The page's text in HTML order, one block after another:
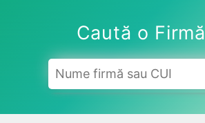
Caută o Firmă